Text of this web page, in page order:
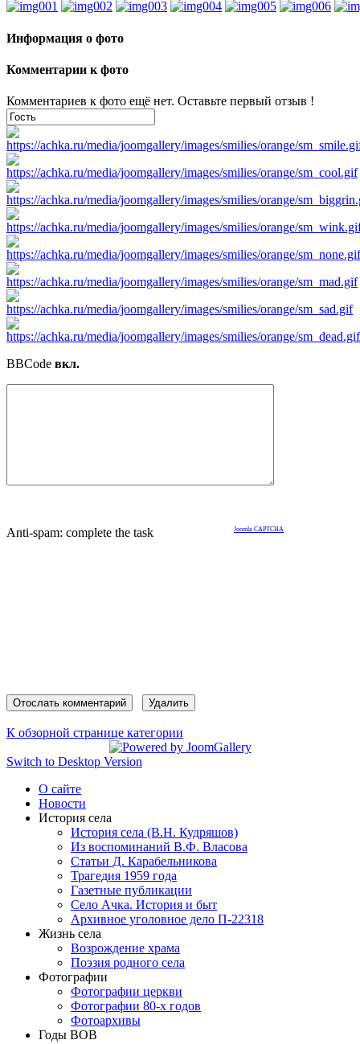
Информация о фото
Комментарии к фото
Комментариев к фото ещё нет. Оставьте первый отзыв !
BBCode вкл.
Anti-spam: complete the task Joomla CAPTCHA
К обзорной странице категории
Switch to Desktop Version
О сайте
Новости
История села
История села (В.Н. Кудряшов)
Из воспоминаний В.Ф. Власова
Статьи Д. Карабельникова
Трагедия 1959 года
Газетные публикации
Село Ачка. История и быт
Архивное уголовное дело П-22318
Жизнь села
Возрождение храма
Поэзия родного села
Фотографии
Фотографии церкви
Фотографии 80-х годов
Фотоархивы
Годы ВОВ